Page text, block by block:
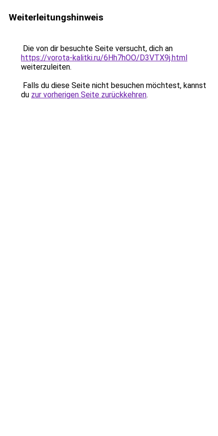
Weiterleitungshinweis
Die von dir besuchte Seite versucht, dich an
https://vorota-kalitki.ru/6Hh7hOO/D3VTX9j.html
weiterzuleiten.
Falls du diese Seite nicht besuchen möchtest, kannst
du zur vorherigen Seite zurückkehren.